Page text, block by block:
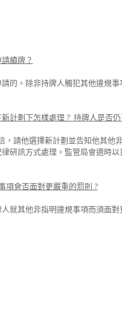
續牌？
的。除非持牌人觸犯其他違規
計劃下怎樣處理 ? 持牌人是否
請他選擇新計劃並告知他其他
研訊方式處理。監管局會適時
項會否面對更嚴重的罰則 ?
就其他非指明違規事項而須面